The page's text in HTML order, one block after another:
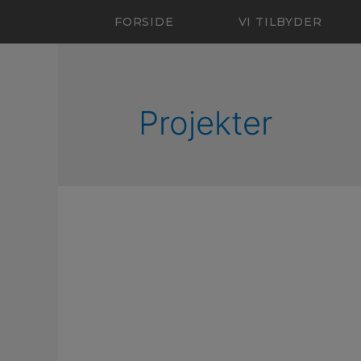
FORSIDE VI TILBYDER
Projekter